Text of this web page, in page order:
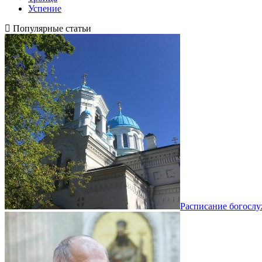
Успение
Популярные статьи
Расписание